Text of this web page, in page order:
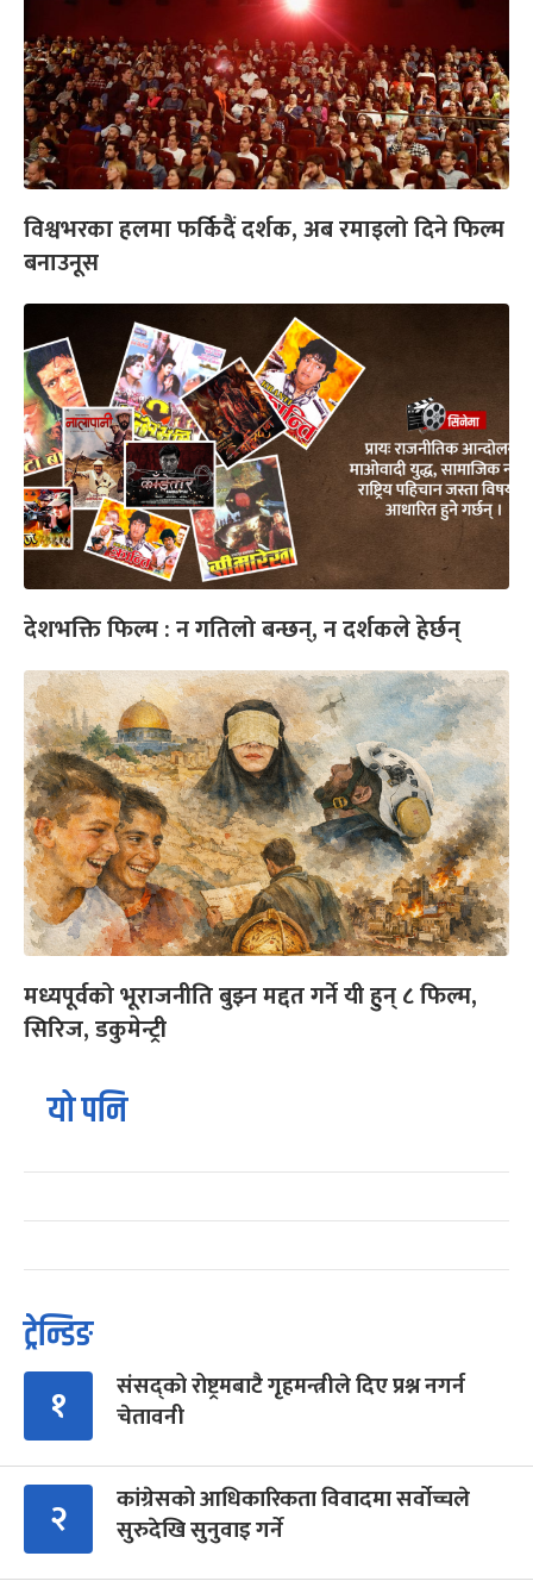
विश्वभरका हलमा फर्किदैं दर्शक, अब रमाइलो दिने फिल्म
बनाउनूस
देशभक्ति फिल्म : न गतिलो बन्छन्, न दर्शकले हेर्छन्
मध्यपूर्वको भूराजनीति बुझ्न मद्दत गर्ने यी हुन् ८ फिल्म,
सिरिज, डकुमेन्ट्री
यो पनि
ट्रेन्डिङ
१
संसद्को रोष्ट्रमबाटै गृहमन्त्रीले दिए प्रश्न नगर्न
चेतावनी
२
कांग्रेसको आधिकारिकता विवादमा सर्वोच्चले
सुरुदेखि सुनुवाइ गर्ने